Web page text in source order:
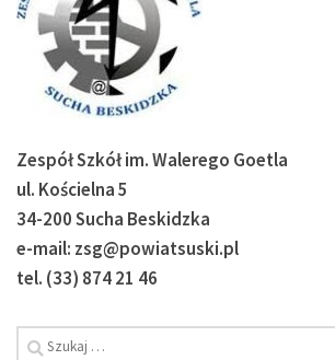
Zespół Szkół im. Walerego Goetla
ul. Kościelna 5
34-200 Sucha Beskidzka
e-mail: zsg@powiatsuski.pl
tel. (33) 874 21 46
Szukaj: